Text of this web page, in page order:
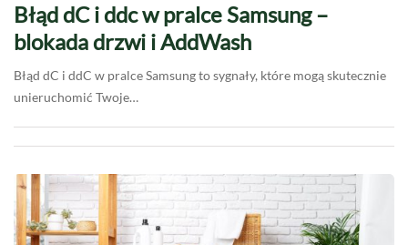
Błąd dC i ddc w pralce Samsung –
blokada drzwi i AddWash
Błąd dC i ddC w pralce Samsung to sygnały, które mogą skutecznie
unieruchomić Twoje…